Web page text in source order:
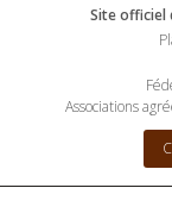
Site officiel
Associations